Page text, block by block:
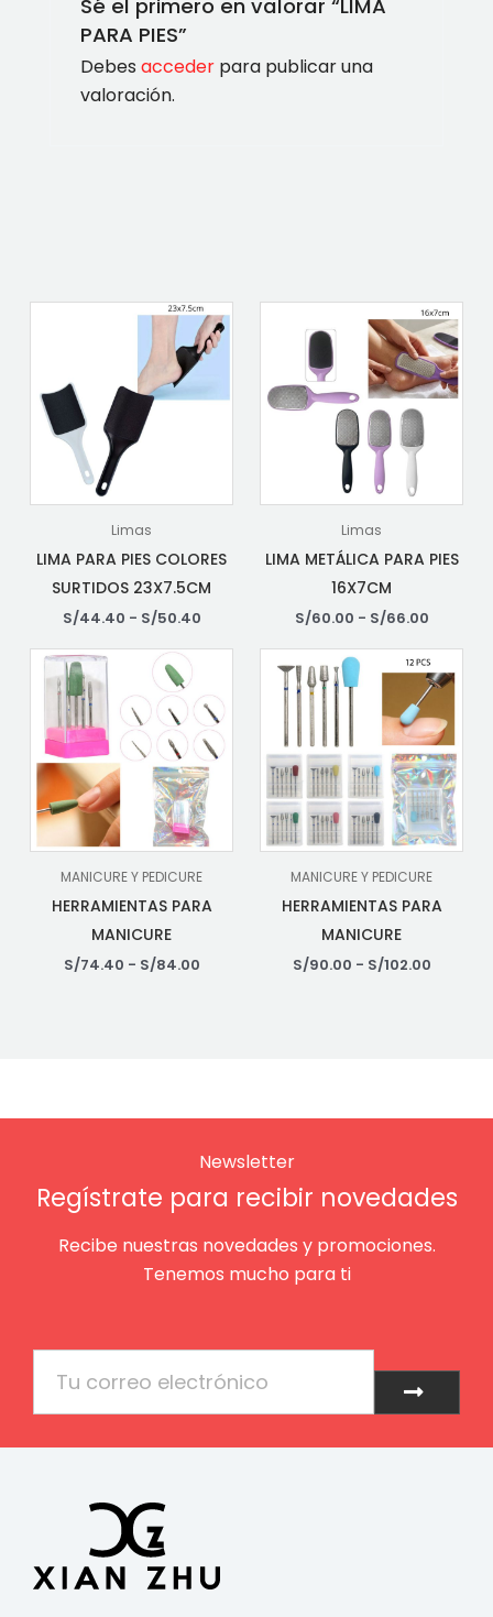
Sé el primero en valorar “LIMA
PARA PIES”
Debes accederpara publicar una
valoración.
Limas
LIMA PARA PIES COLORES
SURTIDOS 23X7.5CM
S/44.40 - S/50.40
Limas
LIMA METÁLICA PARA PIES
16X7CM
S/60.00 - S/66.00
MANICURE Y PEDICURE
HERRAMIENTAS PARA
MANICURE
S/74.40 - S/84.00
MANICURE Y PEDICURE
HERRAMIENTAS PARA
MANICURE
S/90.00 - S/102.00
Newsletter
Regístrate para recibir novedades
Recibe nuestras novedades y promociones.
Tenemos mucho para ti
Enviar